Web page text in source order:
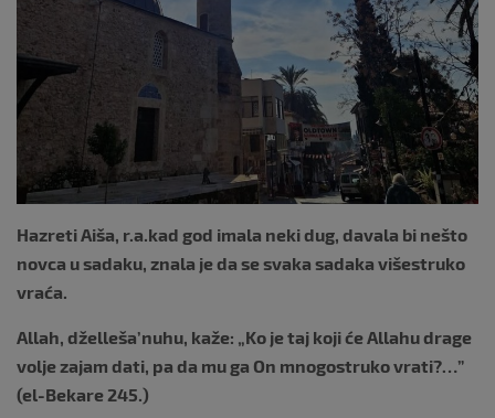
Hazreti Aiša, r.a.kad god imala neki dug, davala bi nešto
novca u sadaku, znala je da se svaka sadaka višestruko
vraća.
Allah, dželleša’nuhu, kaže: „Ko je taj koji će Allahu drage
volje zajam dati, pa da mu ga On mnogostruko vrati?…”
(el-Bekare 245.)